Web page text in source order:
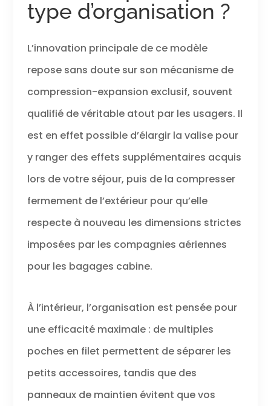
type d’organisation ?
L’innovation principale de ce modèle
repose sans doute sur son mécanisme de
compression-expansion exclusif, souvent
qualifié de véritable atout par les usagers. Il
est en effet possible d’élargir la valise pour
y ranger des effets supplémentaires acquis
lors de votre séjour, puis de la compresser
fermement de l’extérieur pour qu’elle
respecte à nouveau les dimensions strictes
imposées par les compagnies aériennes
pour les bagages cabine.
À l’intérieur, l’organisation est pensée pour
une efficacité maximale : de multiples
poches en filet permettent de séparer les
petits accessoires, tandis que des
panneaux de maintien évitent que vos